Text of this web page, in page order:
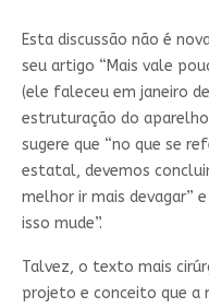
Esta discussão não é
seu artigo “Mais vale
(ele faleceu em janeiro
estruturação do
sugere que “no que se
estatal, devemos
melhor ir mais devagar”
isso mude”.
Talvez, o texto mais
projeto e conceito que a